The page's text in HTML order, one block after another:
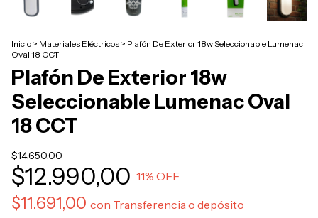
Inicio > Materiales Eléctricos > Plafón De Exterior 18w Seleccionable Lumenac
Oval 18 CCT
Plafón De Exterior 18w
Seleccionable Lumenac Oval
18 CCT
$14.650,00
$12.990,00 11% OFF
$11.691,00 con Transferencia o depósito